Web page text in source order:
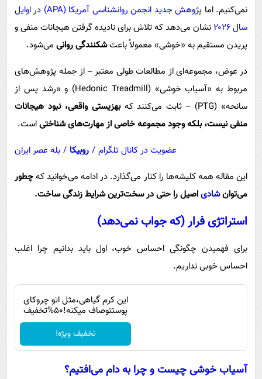
سیاست خارجی
نمی‌کنیم. اما پ
ژوهش جدید انجمن روانشناسی آمریکا (APA) در اوایل
سال ۲۰۲۶
نشان می‌دهد که تلاش برای نادیده گرفتن هیجانات منفی و
پریدن مستقیم به «خوشی» معمولاً باعثشکنندگی روانی می‌شود.
در عوض، مجموعه‌ای از مطالعات طولی معتبر – از جمله پژوهش‌های
مربوط به «آسیاب خوشی» (Hedonic Treadmill) و «رشد پس از
سانحه» (PTG) – ثابت می‌کنند که
بهزیستی واقعی، نبود هیجانات
منفی نیست، بلکه وجود مجموعه خاصی از مهارت‌های شناختیاست.
عضویت در کانال تلگرام / روبیکا / بله عصر ایران
این مقاله همه کلیشه‌ها را کنار می‌گذارد. در ادامه می‌خوانید کهچطور
می‌توانشادیاصیل را حتی در سخت‌ترین شرایط زندگی ساخت.
استراتژی فرار (که جواب نمی‌دهد)
برای فهمیدن چگونگی احساس خوب، اول باید بدانیم چرا اغلب
احساس خوبی نداریم.
این کرم گیاهی،مثل اتو چروکای
پوستتوصاف میکنه!50%تخفیف
تخفیف ویژه!
آسیاب خوشی چیست و چرا به دام می‌افتیم؟